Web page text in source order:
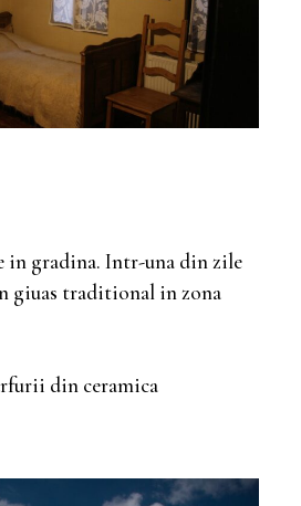
in gradina. Intr-una din zile
giuas traditional in zona
din ceramica